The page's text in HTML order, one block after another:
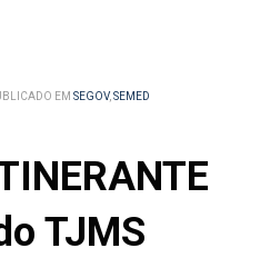
EM SEGOV,SEMED
TJMS